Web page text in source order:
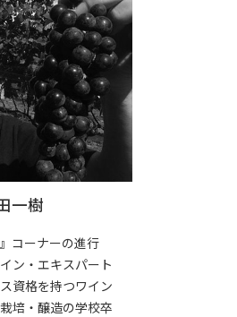
一樹
コーナーの進行
ン・エキスパート
資格を持つワイン
培・醸造の学校卒